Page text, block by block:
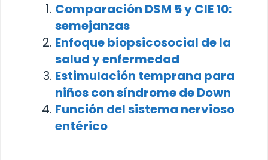
Comparación DSM 5 y CIE 10:
semejanzas
Enfoque biopsicosocial de la
salud y enfermedad
Estimulación temprana para
niños con síndrome de Down
Función del sistema nervioso
entérico